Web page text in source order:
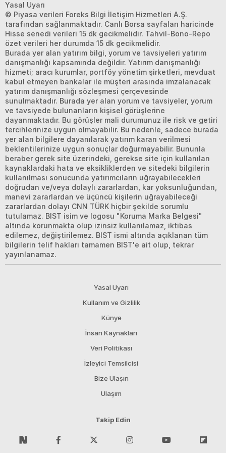
Yasal Uyarı
© Piyasa verileri Foreks Bilgi İletişim Hizmetleri A.Ş.
tarafından sağlanmaktadır. Canlı Borsa sayfaları haricinde
Hisse senedi verileri 15 dk gecikmelidir. Tahvil-Bono-Repo
özet verileri her durumda 15 dk gecikmelidir.
Burada yer alan yatırım bilgi, yorum ve tavsiyeleri yatırım
danışmanlığı kapsamında değildir. Yatırım danışmanlığı
hizmeti; aracı kurumlar, portföy yönetim şirketleri, mevduat
kabul etmeyen bankalar ile müşteri arasında imzalanacak
yatırım danışmanlığı sözleşmesi çerçevesinde
sunulmaktadır. Burada yer alan yorum ve tavsiyeler, yorum
ve tavsiyede bulunanların kişisel görüşlerine
dayanmaktadır. Bu görüşler mali durumunuz ile risk ve getiri
tercihlerinize uygun olmayabilir. Bu nedenle, sadece burada
yer alan bilgilere dayanılarak yatırım kararı verilmesi
beklentilerinize uygun sonuçlar doğurmayabilir. Bununla
beraber gerek site üzerindeki, gerekse site için kullanılan
kaynaklardaki hata ve eksikliklerden ve sitedeki bilgilerin
kullanılması sonucunda yatırımcıların uğrayabilecekleri
doğrudan ve/veya dolaylı zararlardan, kar yoksunluğundan,
manevi zararlardan ve üçüncü kişilerin uğrayabileceği
zararlardan dolayı CNN TÜRK hiçbir şekilde sorumlu
tutulamaz. BIST isim ve logosu "Koruma Marka Belgesi"
altında korunmakta olup izinsiz kullanılamaz, iktibas
edilemez, değiştirilemez. BIST ismi altında açıklanan tüm
bilgilerin telif hakları tamamen BIST'e ait olup, tekrar
yayınlanamaz.
Yasal Uyarı
Kullanım ve Gizlilik
Künye
İnsan Kaynakları
Veri Politikası
İzleyici Temsilcisi
Bize Ulaşın
Ulaşım
Takip Edin